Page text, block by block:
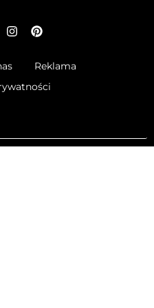
Reklama